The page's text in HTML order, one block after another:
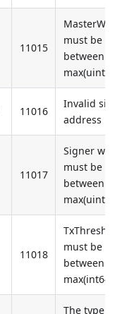
11015
must be
between
11016
Invalid
address
11017
Signer
must be
between
11018
must be
between
max(int64)
The type